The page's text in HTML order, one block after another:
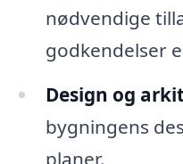
nødvendige
godkendelser
Design og
bygningens
planer.